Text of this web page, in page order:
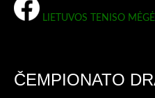
LIETUVOS TENISO
ČEMPIONATO